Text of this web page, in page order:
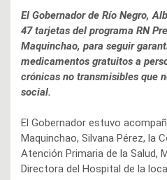
El Gobernador de Río Negro,
47 tarjetas del programa RN
Maquinchao, para seguir
medicamentos gratuitos a
crónicas no transmisibles que
social.
El Gobernador estuvo
Maquinchao, Silvana Pérez, la
Atención Primaria de la Salud,
Directora del Hospital de la